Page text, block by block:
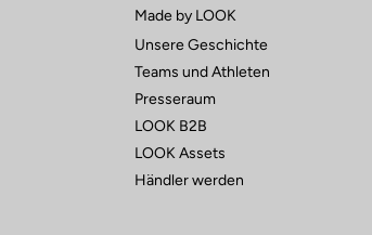
Made by LOOK
Unsere Geschichte
Teams und Athleten
Presseraum
LOOK B2B
LOOK Assets
Händler werden